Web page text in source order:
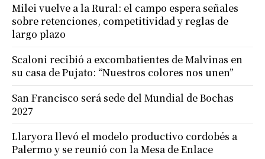
Milei vuelve a la Rural: el campo espera señales
sobre retenciones, competitividad y reglas de
largo plazo
Scaloni recibió a excombatientes de Malvinas en
su casa de Pujato: “Nuestros colores nos unen”
San Francisco será sede del Mundial de Bochas
2027
Llaryora llevó el modelo productivo cordobés a
Palermo y se reunió con la Mesa de Enlace